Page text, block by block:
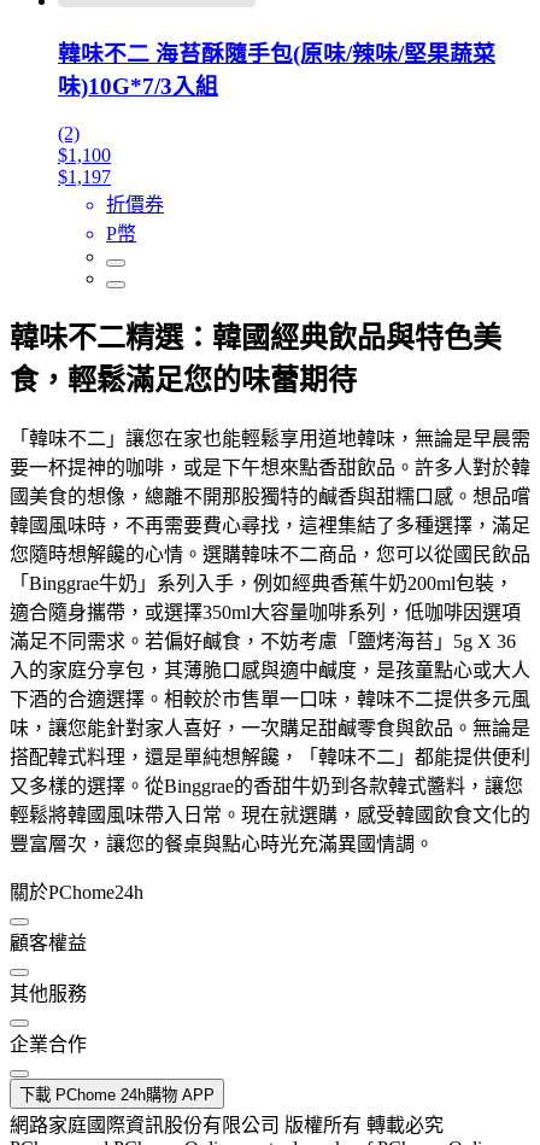
韓味不二 海苔酥隨手包(原味/辣味/堅果蔬菜
味)10G*7/3入組
(2)
$1,100
$1,197
折價券
P幣
韓味不二精選：韓國經典飲品與特色美
食，輕鬆滿足您的味蕾期待
「韓味不二」讓您在家也能輕鬆享用道地韓味，無論是早晨需
要一杯提神的咖啡，或是下午想來點香甜飲品。許多人對於韓
國美食的想像，總離不開那股獨特的鹹香與甜糯口感。想品嚐
韓國風味時，不再需要費心尋找，這裡集結了多種選擇，滿足
您隨時想解饞的心情。選購韓味不二商品，您可以從國民飲品
「Binggrae牛奶」系列入手，例如經典香蕉牛奶200ml包裝，
適合隨身攜帶，或選擇350ml大容量咖啡系列，低咖啡因選項
滿足不同需求。若偏好鹹食，不妨考慮「鹽烤海苔」5g X 36
入的家庭分享包，其薄脆口感與適中鹹度，是孩童點心或大人
下酒的合適選擇。相較於市售單一口味，韓味不二提供多元風
味，讓您能針對家人喜好，一次購足甜鹹零食與飲品。無論是
搭配韓式料理，還是單純想解饞，「韓味不二」都能提供便利
又多樣的選擇。從Binggrae的香甜牛奶到各款韓式醬料，讓您
輕鬆將韓國風味帶入日常。現在就選購，感受韓國飲食文化的
豐富層次，讓您的餐桌與點心時光充滿異國情調。
關於PChome24h
顧客權益
其他服務
企業合作
下載 PChome 24h購物 APP
網路家庭國際資訊股份有限公司 版權所有 轉載必究